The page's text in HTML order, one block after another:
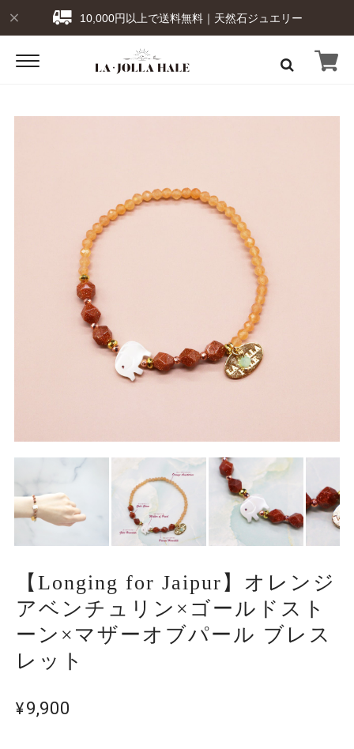
10,000円以上で送料無料｜天然石ジュエリー
【Longing for Jaipur】オレンジ
アベンチュリン×ゴールドスト
ーン×マザーオブパール ブレス
レット
¥9,900